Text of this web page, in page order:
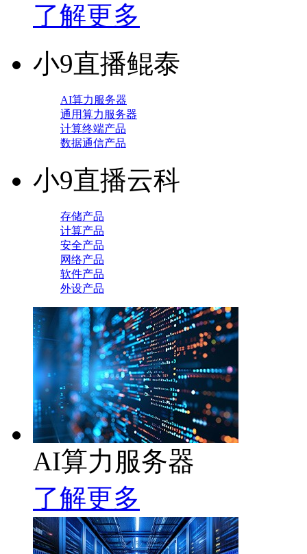
了解更多
小9直播鲲泰
AI算力服务器
通用算力服务器
计算终端产品
数据通信产品
小9直播云科
存储产品
计算产品
安全产品
网络产品
软件产品
外设产品
AI算力服务器
了解更多